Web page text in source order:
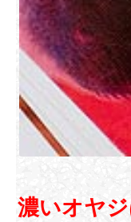
濃いオヤ